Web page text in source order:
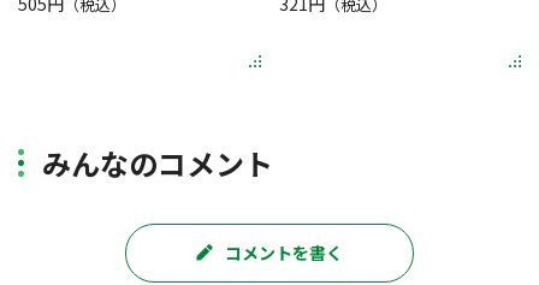
みんなのコメント
コメントを書く